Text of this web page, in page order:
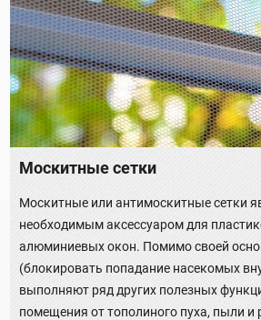
Москитные сетки
Москитные или антимоскитные сетки
необходимым аксессуаром для
алюминиевых окон. Помимо своей
(блокировать попадание насекомых
выполняют ряд других полезных
помещения от тополиного пуха, пыли и